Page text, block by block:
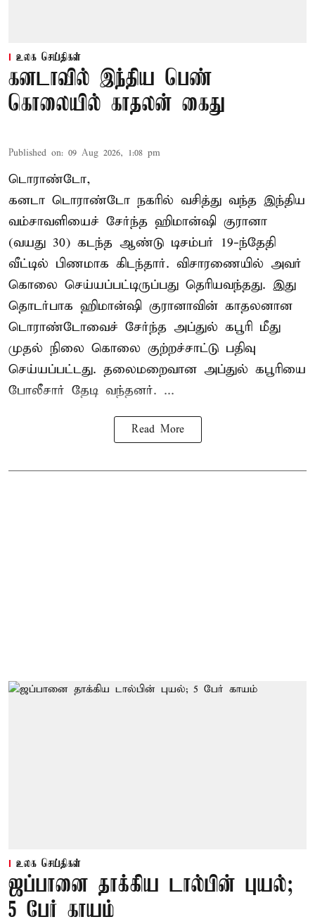
உலக செய்திகள்
கனடாவில் இந்திய பெண்
கொலையில் காதலன் கைது
Published on: 09 Aug 2026, 1:08 pm
டொராண்டோ,
கனடா டொராண்டோ நகரில் வசித்து வந்த இந்திய
வம்சாவளியைச் சேர்ந்த ஹிமான்ஷி குரானா
(வயது 30) கடந்த ஆண்டு டிசம்பர் 19-ந்தேதி
வீட்டில் பிணமாக கிடந்தார். விசாரணையில் அவர்
கொலை செய்யப்பட்டிருப்பது தெரியவந்தது. இது
தொடர்பாக ஹிமான்ஷி குரானாவின் காதலனான
டொராண்டோவைச் சேர்ந்த அப்துல் கபூரி மீது
முதல் நிலை கொலை குற்றச்சாட்டு பதிவு
செய்யப்பட்டது. தலைமறைவான அப்துல் கபூரியை
போலீசார் தேடி வந்தனர். ...
Read More
உலக செய்திகள்
ஜப்பானை தாக்கிய டால்பின் புயல்;
5 பேர் காயம்